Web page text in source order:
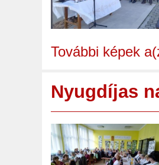
További képek
Nyugdíjas